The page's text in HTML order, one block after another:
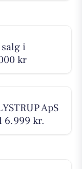
i
kr
ApS
kr.